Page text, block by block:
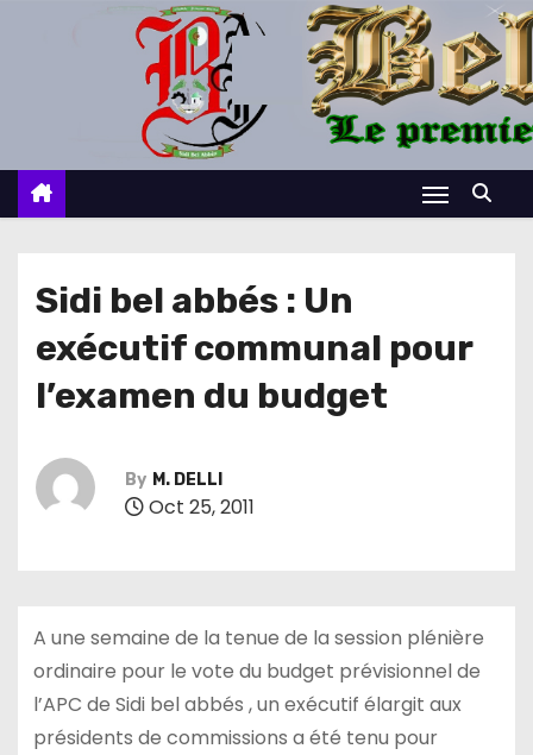
c
Sidi bel abbés : Un
exécutif communal pour
l’examen du budget
By M. DELLI
Oct 25, 2011
A une semaine de la tenue de la session plénière
ordinaire pour le vote du budget prévisionnel de
l’APC de Sidi bel abbés , un exécutif élargit aux
présidents de commissions a été tenu pour